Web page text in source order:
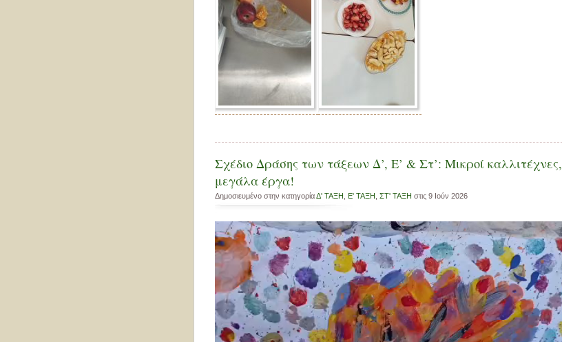
Σχέδιο Δράσης των τάξεων Δ’, Ε’ & Στ’: Μικροί καλλιτέχνες,
μεγάλα έργα!
Δημοσιευμένο στην κατηγορίαΔ' ΤΑΞΗ Ε' ΤΑΞΗ ΣΤ' ΤΑΞΗ στις 9 Ιούν 2026
Πρόγραμμα
Αναπαραγωγής
Βίντεο